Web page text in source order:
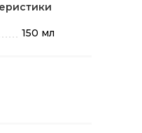
150 мл